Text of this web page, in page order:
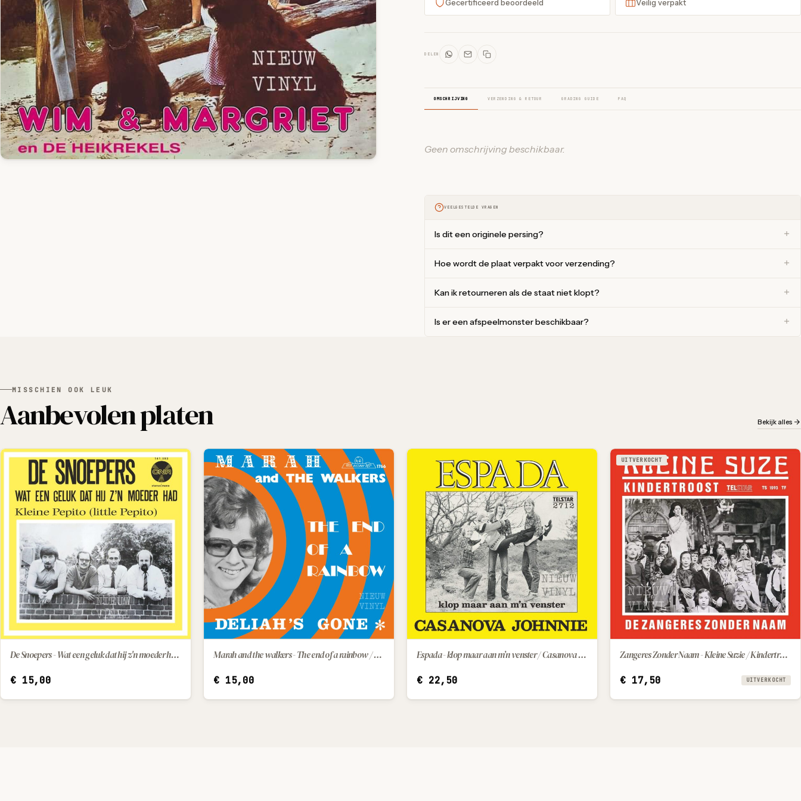
Gecertificeerd beoordeeld Veilig verpakt
DELEN
OMSCHRIJVING VERZENDING & RETOUR GRADING GUIDE FAQ
Geen omschrijving beschikbaar.
VEELGESTELDE VRAGEN
Is dit een originele persing?
Hoe wordt de plaat verpakt voor verzending?
Kan ik retourneren als de staat niet klopt?
Is er een afspeelmonster beschikbaar?
MISSCHIEN OOK LEUK
Aanbevolen platen Bekijk alles
IN WINKELWAGEN De Snoepers - Wat een geluk dat hij z'n moeder had / Kleine Pepito (little Pepito)
€15,00
IN WINKELWAGEN Marah and the walkers - The end of a rainbow / Deliah's gone
€15,00
IN WINKELWAGEN Espada - klop maar aan m’n venster / Casanova Johnnie
€22,50
UITVERKOCHT
Zangeres Zonder Naam - Kleine Suzie / Kindertroost
€17,50 UITVERKOCHT